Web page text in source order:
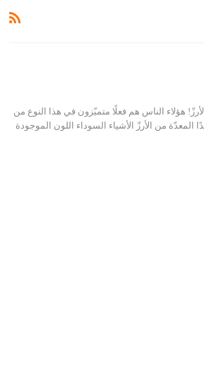
هؤلاء الناس هم فعلًا متميّزون في هذا النوع من
ال 20 وجبة اللذيذة جدًا المعدّة من الأرزّ الأشياء السوداء اللون الموجودة